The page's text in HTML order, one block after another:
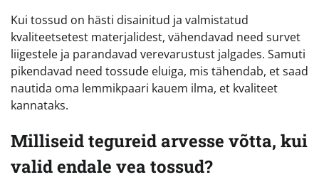
Kui tossud on hästi disainitud ja valmistatud
kvaliteetsetest materjalidest, vähendavad need survet
liigestele ja parandavad verevarustust jalgades. Samuti
pikendavad need tossude eluiga, mis tähendab, et saad
nautida oma lemmikpaari kauem ilma, et kvaliteet
kannataks.
Milliseid tegureid arvesse võtta, kui
valid endale vea tossud?